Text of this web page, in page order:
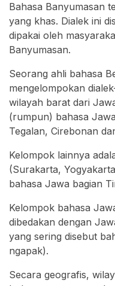
Bahasa Banyumasan
yang khas. Dialek ini
dipakai oleh
Banyumasan.
Seorang ahli bahasa
mengelompokan
wilayah barat dari
(rumpun) bahasa
Tegalan, Cirebonan
Kelompok lainnya
(Surakarta,
bahasa Jawa bagian
Kelompok bahasa
dibedakan dengan
yang sering disebut
ngapak).
Secara geografis,